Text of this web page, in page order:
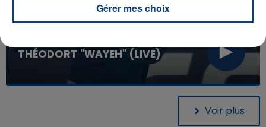
THÉODORT "WAYEH" (LIVE)
Voir plus
Gérer mes choix